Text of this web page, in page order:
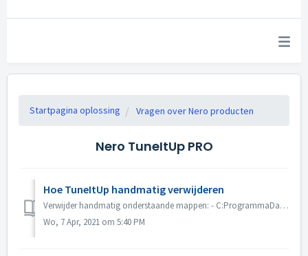
Startpagina oplossing Vragen over Nero producten
Nero TuneItUp PRO
Hoe TuneItUp handmatig verwijderen
Verwijder handmatig onderstaande mappen: - C:ProgrammaDataNeroNero TuneItUp - C:Programma bestanden (x86)\Nero\Nero TuneItUp Om in de ProgramData folder te...
Wo, 7 Apr, 2021 om 5:40 PM